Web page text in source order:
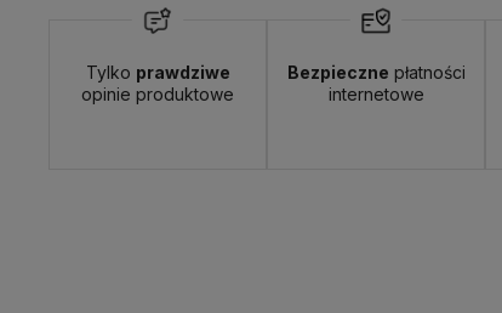
Tylko prawdziwe
opinie produktowe
Bezpieczne płatności
internetowe